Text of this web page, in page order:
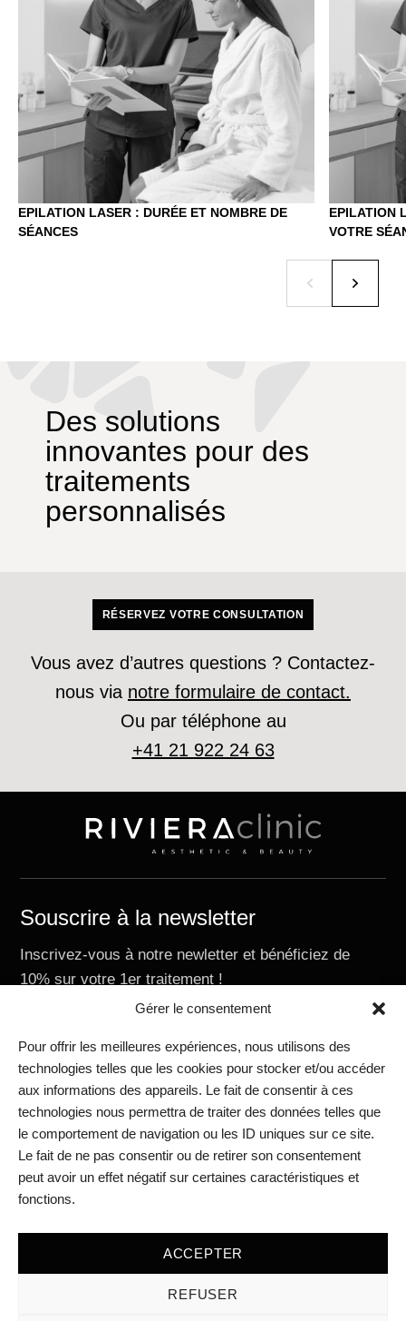
Gérer le consentement
Pour offrir les meilleures expériences, nous utilisons des
technologies telles que les cookies pour stocker et/ou accéder
aux informations des appareils. Le fait de consentir à ces
technologies nous permettra de traiter des données telles que
le comportement de navigation ou les ID uniques sur ce site.
Le fait de ne pas consentir ou de retirer son consentement
peut avoir un effet négatif sur certaines caractéristiques et
fonctions.
ACCEPTER
REFUSER
EPILATION LASER : DURÉE ET NOMBRE DE
SÉANCES
EPILATION
VOTRE
Des solutions
innovantes pour des
traitements
personnalisés
RÉSERVEZ VOTRE CONSULTATION
Vous avez d’autres questions ? Contactez-
nous via notre formulaire de contact.
Ou par téléphone au
+41 21 922 24 63
Souscrire à la newsletter
Inscrivez-vous à notre newletter et bénéficiez de
10% sur votre 1er traitement !
RIVIERAClinic Academy
RIVIERAClinic Vevey
RIVIERAclinic Lausanne
Médias
Blog